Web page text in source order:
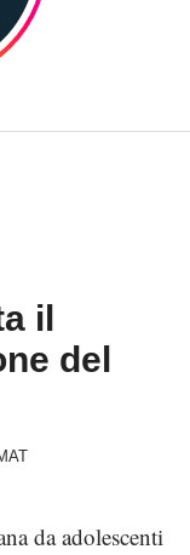
il
del
da adolescenti